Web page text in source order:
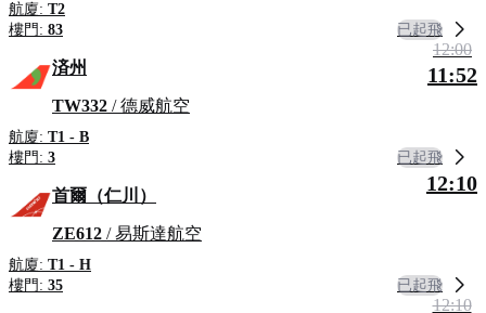
航廈: T2
樓門: 83 已起飛
済州
TW332 / 德威航空
航廈: T1 - B
樓門: 3
12:00
11:52
已起飛
首爾（仁川）
ZE612 / 易斯達航空
航廈: T1 - H
樓門: 35
12:10
已起飛
12:10